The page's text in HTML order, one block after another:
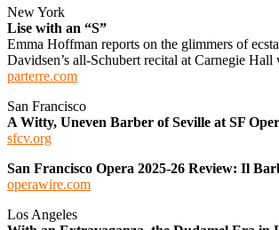
New York
Lise with an “S”
Emma Hoffman reports on the glimmers of
Davidsen’s all-Schubert recital at Carnegie
parterre.com
San Francisco
A Witty, Uneven Barber of Seville at SF
sfcv.org
San Francisco Opera 2025-26 Review: Il
operawire.com
Los Angeles